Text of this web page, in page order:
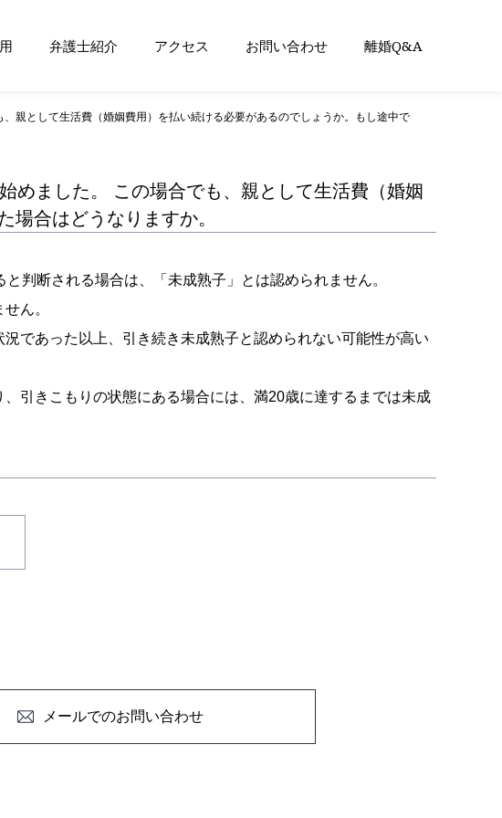
弁護士紹介 アクセス お問い合わせ 離婚Q&A
親として生活費（婚姻費用）を払い続ける必要があるのでしょうか。もし途中で
めました。 この場合でも、親として生活費（婚姻
合はどうなりますか。
判断される場合は、「未成熟子」とは認められません。
ん。
であった以上、引き続き未成熟子と認められない可能性が高い
引きこもりの状態にある場合には、満20歳に達するまでは未成
メールでのお問い合わせ